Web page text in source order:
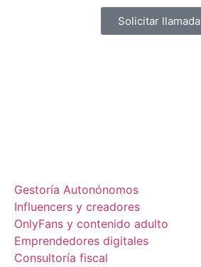
Solicitar llamada
Gestoría Autonónomos
Influencers y creadores
OnlyFans y contenido adulto
Emprendedores digitales
Consultoría fiscal